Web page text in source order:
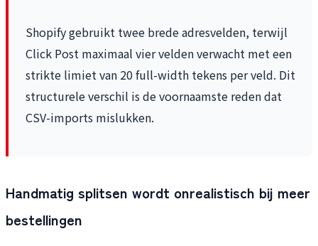
Shopify gebruikt twee brede adresvelden, terwijl
Click Post maximaal vier velden verwacht met een
strikte limiet van 20 full-width tekens per veld. Dit
structurele verschil is de voornaamste reden dat
CSV-imports mislukken.
Handmatig splitsen wordt onrealistisch bij meer
bestellingen